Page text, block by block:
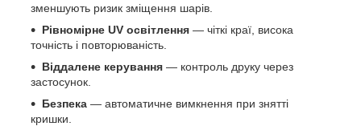
зменшують ризик зміщення шарів.
Рівномірне UV освітлення — чіткі краї, висока
точність і повторюваність.
Віддалене керування — контроль друку через
застосунок.
Безпека — автоматичне вимкнення при знятті
кришки.